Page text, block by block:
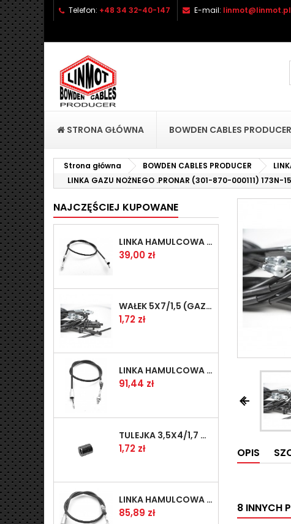
Telefon: +48 34 32-40-147 E-mail: linmot@linmot.pl
STRONA GŁÓWNA BOWDEN CABLES PRODUCER
Strona główna BOWDEN CABLES PRODUCER
LINKA GAZU NOŻNEGO .PRONAR (301-870-000111) 173N-
NAJCZĘŚCIEJ KUPOWANE
LINKA HAMULCOWA PRZYCZEPY KNOTT 1440/1230 33921-1.14
Cena
39,00 zł
WAŁEK 5X7/1,5 (GAZ WSK)(PR5)
Cena
1,72 zł
LINKA HAMULCOWA PRZYCZEPY KNOTT 1240/1030 33921-1.11S
Cena
91,44 zł
TULEJKA 3,5X4/1,7 GAZÓW -OCYNK
Cena
1,72 zł
LINKA HAMULCOWA PRZYCZEPY KNOTT 1040/830 33921-1.07S
Cena
85,89 zł


OPIS
8 INNYCH